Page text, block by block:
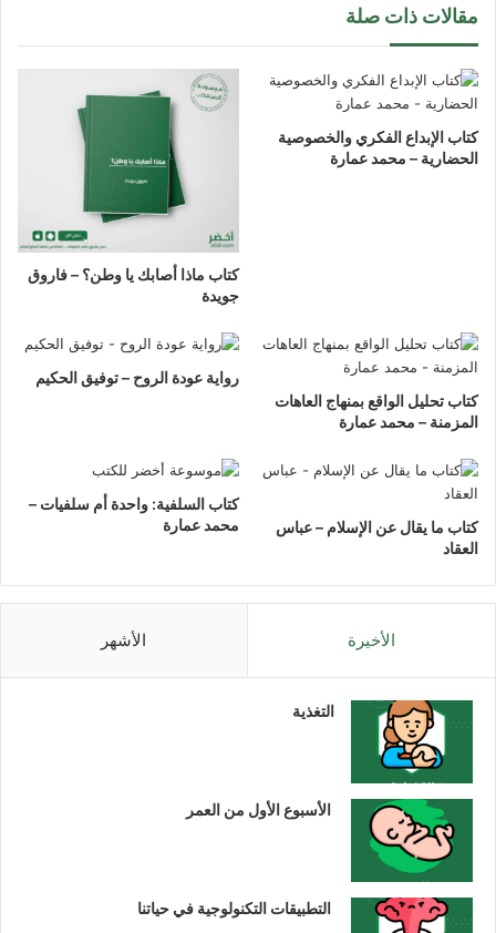
مقالات ذات صلة
كتاب الإبداع الفكري والخصوصية
الحضارية – محمد عمارة
كتاب ماذا أصابك يا وطن؟ – فاروق
جويدة
كتاب تحليل الواقع بمنهاج العاهات
المزمنة – محمد عمارة
رواية عودة الروح – توفيق الحكيم
كتاب ما يقال عن الإسلام – عباس
العقاد
كتاب السلفية: واحدة أم سلفيات –
محمد عمارة
الأخيرة الأشهر
التغذية
الأسبوع الأول من العمر
التطبيقات التكنولوجية في حياتنا